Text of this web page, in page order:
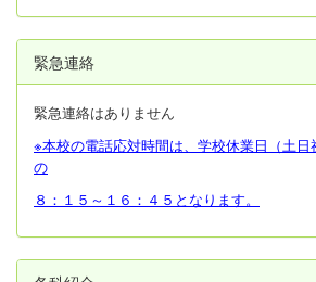
緊急連絡
緊急連絡はありません
※本校の電話応対時間は、学校休業日（土日
の
８：１５～１６：４５となります。